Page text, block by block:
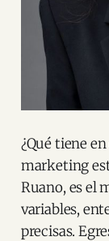
¿Qué tiene
marketing
Ruano, es el
variables,
precisas.